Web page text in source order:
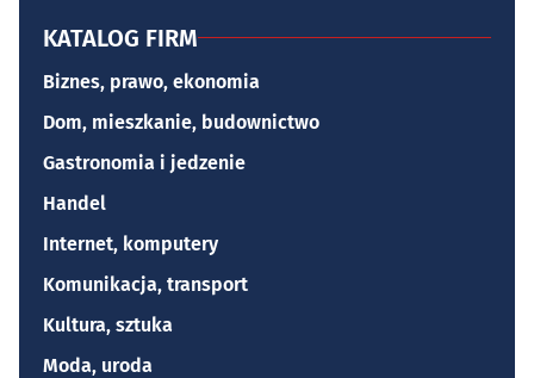
KATALOG FIRM
Biznes, prawo, ekonomia
Dom, mieszkanie, budownictwo
Gastronomia i jedzenie
Handel
Internet, komputery
Komunikacja, transport
Kultura, sztuka
Moda, uroda